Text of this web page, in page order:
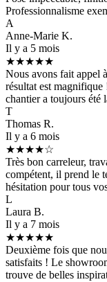
Professionnalisme
A
Anne-Marie K.
Il y a 5 mois
★★★★★
Nous avons fait appel
résultat est
chantier a toujours été
T
Thomas R.
Il y a 6 mois
★★★★☆
Très bon carreleur,
compétent, il prend le
hésitation pour tous
L
Laura B.
Il y a 7 mois
★★★★★
Deuxième fois que
satisfaits ! Le
trouve de belles